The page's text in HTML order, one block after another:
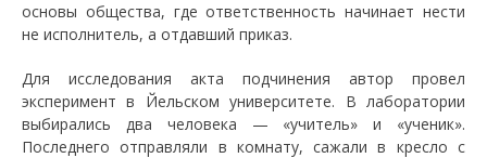
основы общества, где ответственность начинает нести
не исполнитель, а отдавший приказ.
Для исследования акта подчинения автор провел
эксперимент в Йельском университете. В лаборатории
выбирались два человека — «учитель» и «ученик».
Последнего отправляли в комнату, сажали в кресло с